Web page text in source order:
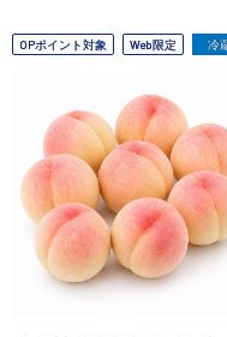
OPポイント対象 Web限定 冷